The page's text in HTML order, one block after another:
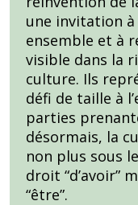
une invitation
ensemble et à
visible dans la
culture. Ils
défi de taille à
parties
désormais, la
non plus sous
droit “d’avoir”
“être”.